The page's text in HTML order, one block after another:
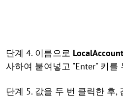
단계 4. 이름으로
사하여 붙여넣고 "Enter" 키를
단계 5. 값을 두 번 클릭한 후,